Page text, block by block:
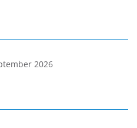
2026